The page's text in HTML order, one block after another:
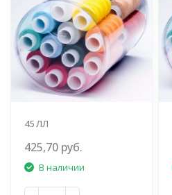
45 ЛЛ
425,70 руб.
В наличии